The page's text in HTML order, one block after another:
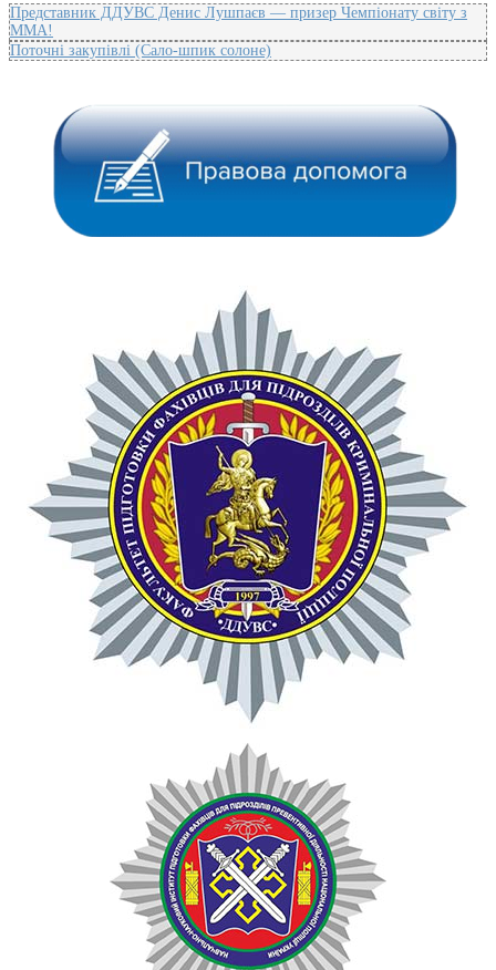
Представник ДДУВС Денис Лушпаєв — призер Чемпіонату світу з
ММА!
Поточні закупівлі (Сало-шпик солоне)